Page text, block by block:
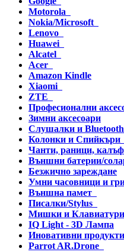
Motorola
Nokia/Microsoft
Lenovo
Huawei
Alcatel
Acer
Amazon Kindle
Xiaomi
ZTE
Професионални
Зимни аксесоари
Слушалки и Bluetooth
Колонки и Спийкъри
Чанти, раници,
Външни батерии/
Безжично зареждане
Умни часовници и
Външна памет
Писалки/Stylus
Мишки и Клавиатури
IQ Light - 3D Лампа
Иновативни продукти
Parrot AR.Drone